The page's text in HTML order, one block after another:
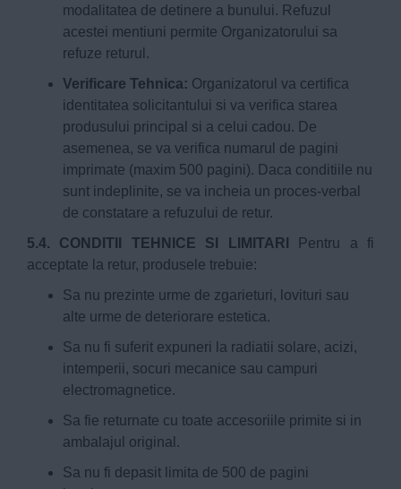
modalitatea de detinere a bunului. Refuzul
acestei mentiuni permite Organizatorului sa
refuze returul.
Verificare Tehnica: Organizatorul va certifica
identitatea solicitantului si va verifica starea
produsului principal si a celui cadou. De
asemenea, se va verifica numarul de pagini
imprimate (maxim 500 pagini). Daca conditiile nu
sunt indeplinite, se va incheia un proces-verbal
de constatare a refuzului de retur.
5.4. CONDITII TEHNICE SI LIMITARI
Pentru a fi
acceptate la retur, produsele trebuie:
Sa nu prezinte urme de zgarieturi, lovituri sau
alte urme de deteriorare estetica.
Sa nu fi suferit expuneri la radiatii solare, acizi,
intemperii, socuri mecanice sau campuri
electromagnetice.
Sa fie returnate cu toate accesoriile primite si in
ambalajul original.
Sa nu fi depasit limita de 500 de pagini